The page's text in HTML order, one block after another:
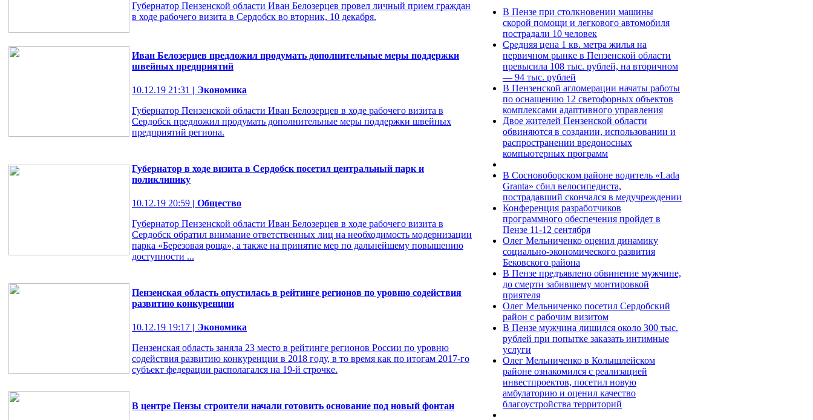
Губернатор Пензенской области Иван Белозерцев провел личный прием граждан
в ходе рабочего визита в Сердобск во вторник, 10 декабря.
Иван Белозерцев предложил продумать дополнительные меры поддержки
швейных предприятий
10.12.19 21:31 | Экономика
Губернатор Пензенской области Иван Белозерцев в ходе рабочего визита в
Сердобск предложил продумать дополнительные меры поддержки швейных
предприятий региона.
Губернатор в ходе визита в Сердобск посетил центральный парк и
поликлинику
10.12.19 20:59 | Общество
Губернатор Пензенской области Иван Белозерцев в ходе рабочего визита в
Сердобск обратил внимание ответственных лиц на необходимость модернизации
парка «Березовая роща», а также на принятие мер по дальнейшему повышению
доступности ...
Пензенская область опустилась в рейтинге регионов по уровню содействия
развитию конкуренции
10.12.19 19:17 | Экономика
Пензенская область заняла 23 место в рейтинге регионов России по уровню
содействия развитию конкуренции в 2018 году, в то время как по итогам 2017-го
субъект федерации располагался на 19-й строчке.
В центре Пензы строители начали готовить основание под новый фонтан
В Пензе при столкновении машины
скорой помощи и легкового автомобиля
пострадали 10 человек
Средняя цена 1 кв. метра жилья на
первичном рынке в Пензенской области
превысила 108 тыс. рублей, на вторичном
— 94 тыс. рублей
В Пензенской агломерации начаты работы
по оснащению 12 светофорных объектов
комплексами адаптивного управления
Двое жителей Пензенской области
обвиняются в создании, использовании и
распространении вредоносных
компьютерных программ
В Сосновоборском районе водитель «Lada
Granta» сбил велосипедиста,
пострадавший скончался в медучреждении
Конференция разработчиков
программного обеспечения пройдет в
Пензе 11-12 сентября
Олег Мельниченко оценил динамику
социально-экономического развития
Бековского района
В Пензе предъявлено обвинение мужчине,
до смерти забившему монтировкой
приятеля
Олег Мельниченко посетил Сердобский
район с рабочим визитом
В Пензе мужчина лишился около 300 тыс.
рублей при попытке заказать интимные
услуги
Олег Мельниченко в Колышлейском
районе ознакомился с реализацией
инвестпроектов, посетил новую
амбулаторию и оценил качество
благоустройства территорий